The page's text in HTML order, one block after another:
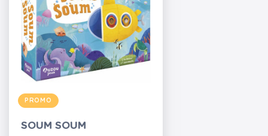
PROMO
SOUM SOUM